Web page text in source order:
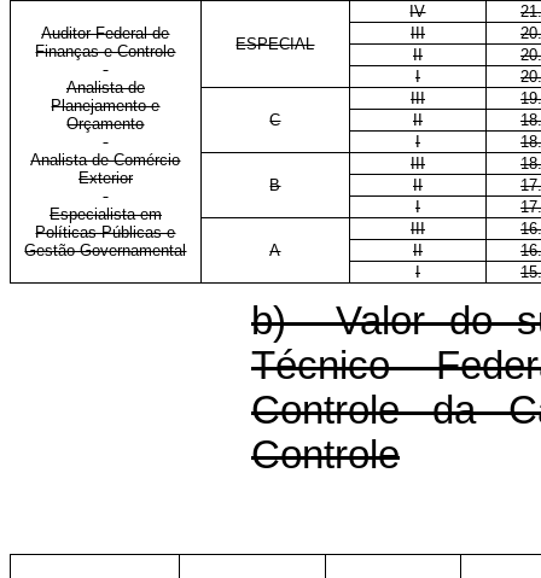
Auditor Federal de
Finanças e Controle
Analista de
Planejamento e
Orçamento
Analista de Comércio
Exterior
Especialista em
Políticas Públicas e
Gestão Governamental
ESPECIAL
IV
III
II
I
C
III
II
I
B
III
II
I
A
III
II
I
b) Valor do
Técnico
Controle da
Controle